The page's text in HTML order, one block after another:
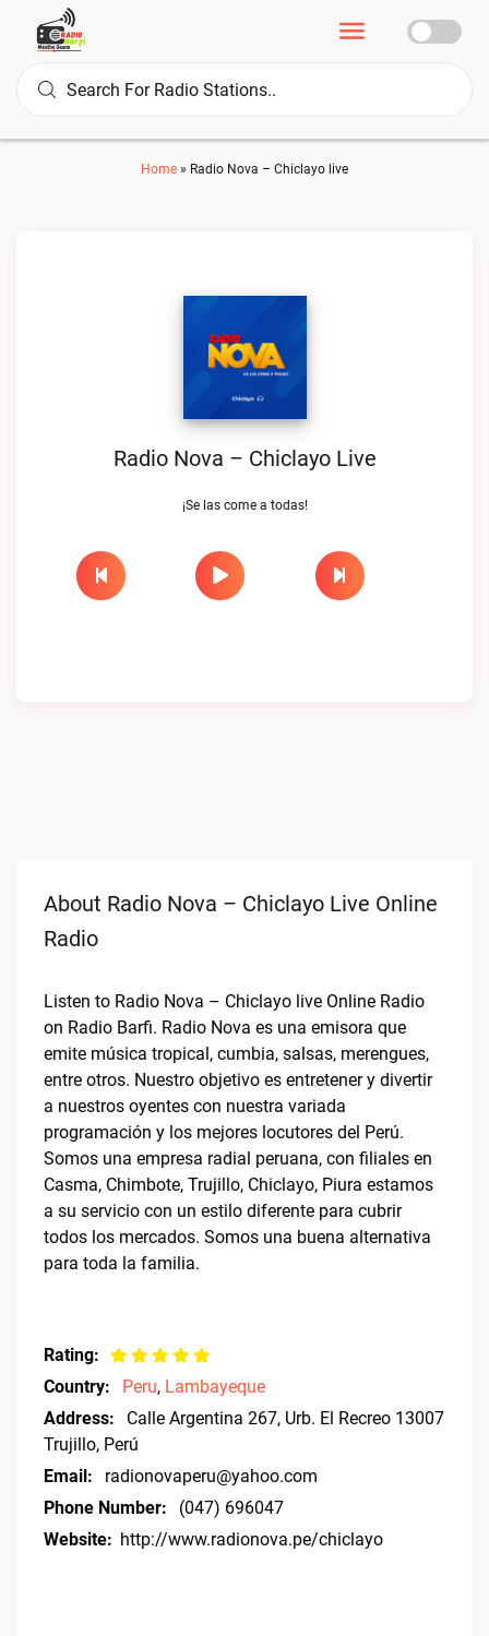
Home » Radio Nova – Chiclayo live
Radio Nova – Chiclayo Live
¡Se las come a todas!
About Radio Nova – Chiclayo Live Online
Radio
Listen to Radio Nova – Chiclayo live Online Radio
on Radio Barfi. Radio Nova es una emisora que
emite música tropical, cumbia, salsas, merengues,
entre otros. Nuestro objetivo es entretener y divertir
a nuestros oyentes con nuestra variada
programación y los mejores locutores del Perú.
Somos una empresa radial peruana, con filiales en
Casma, Chimbote, Trujillo, Chiclayo, Piura estamos
a su servicio con un estilo diferente para cubrir
todos los mercados. Somos una buena alternativa
para toda la familia.
Rating:
Country:
Peru, Lambayeque
Address:
Calle Argentina 267, Urb. El Recreo 13007
Trujillo, Perú
Email:
radionovaperu@yahoo.com
Phone Number:
(047) 696047
Website: http://www.radionova.pe/chiclayo